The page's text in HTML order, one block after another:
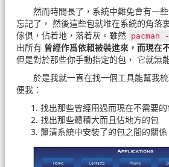
然而時間長了，系統中難免會有一
忘記了， 然後這些包就堆在系統的角落
傢俱，佔着地，落着灰。雖然 pacman
出所有 曾經作爲依賴被裝進來，而現在
但是對於那些你手動指定的包， 它就無
於是我就一直在找一個工具能幫我
便我：
找出那些曾經用過而現在不需要
找出那些體積大而且佔地方的包
釐清系統中安裝了的包之間的關係